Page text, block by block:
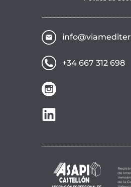
+34 667 312 698
ir a instagram